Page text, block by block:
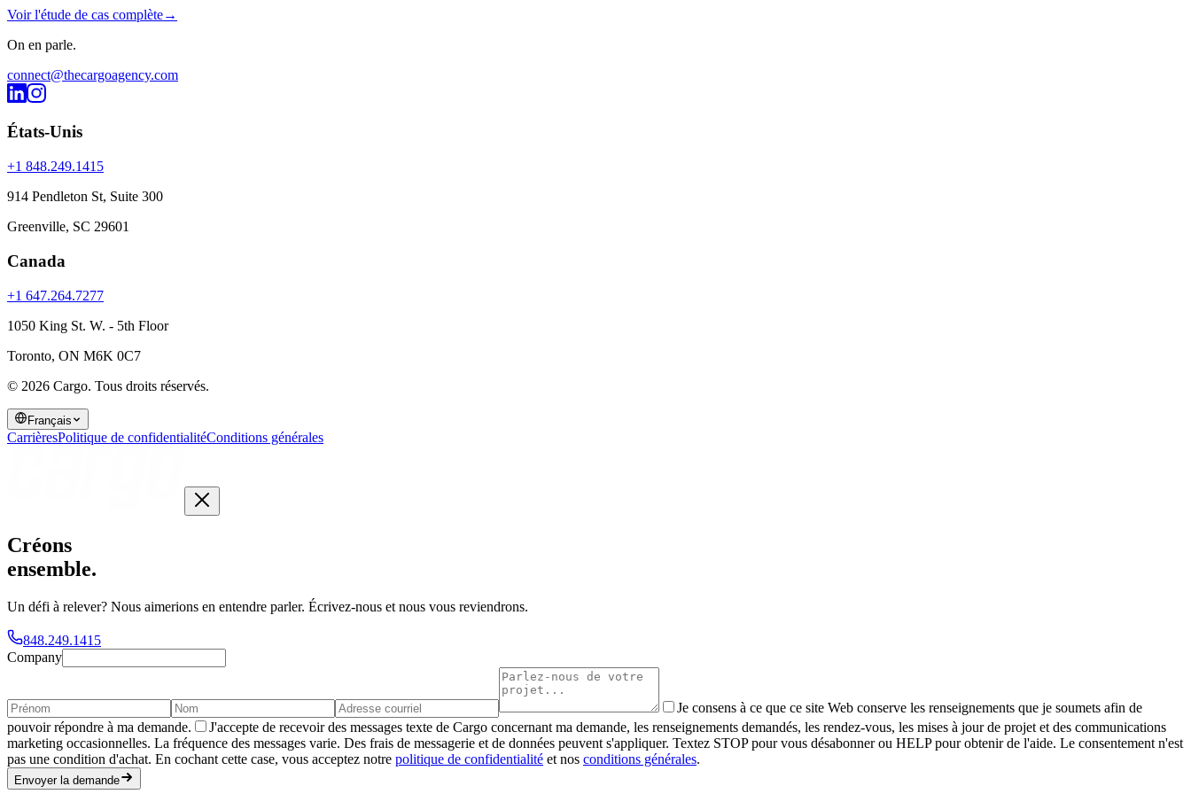
Voir l'étude de cas complète→
On en parle.
connect@thecargoagency.com
États-Unis
+1 848.249.1415
914 Pendleton St, Suite 300
Greenville, SC 29601
Canada
+1 647.264.7277
1050 King St. W. - 5th Floor
Toronto, ON M6K 0C7
© 2026 Cargo. Tous droits réservés.
Français
CarrièresPolitique de confidentialitéConditions générales
Créons
ensemble.
Un défi à relever? Nous aimerions en entendre parler. Écrivez-nous et nous vous reviendrons.
848.249.1415
Company
Je consens à ce que ce site Web conserve les renseignements que je soumets afin de
pouvoir répondre à ma demande.
J'accepte de recevoir des messages texte de Cargo concernant ma demande, les renseignements demandés, les rendez-vous, les mises à jour de projet et des communications
marketing occasionnelles. La fréquence des messages varie. Des frais de messagerie et de données peuvent s'appliquer. Textez STOP pour vous désabonner ou HELP pour obtenir de l'aide. Le consentement n'est
pas une condition d'achat. En cochant cette case, vous acceptez notre politique de confidentialité et nos conditions générales.
Envoyer la demande